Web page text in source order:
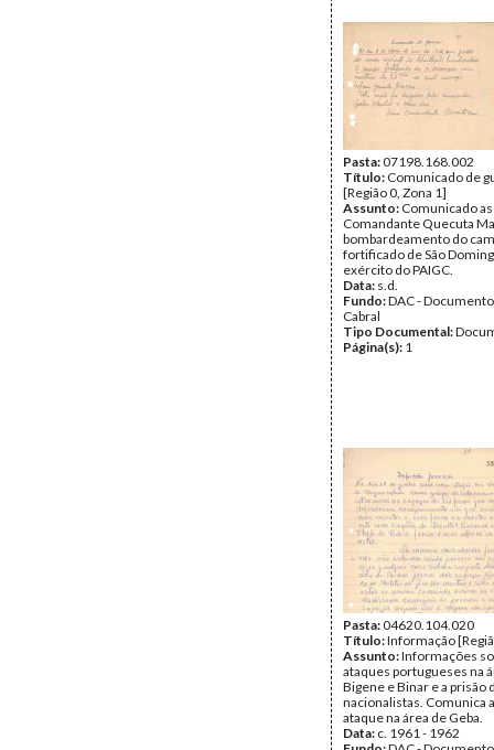
Pasta:07198.168.002
Título: Comunicado de
[Região 0, Zona 1]
Assunto: Comunicado
Comandante Quecuta
bombardeamento do
fortificado de São
exército do PAIGC.
Data: s.d.
Fundo:DAC -
Cabral
Tipo Documental:
Página(s): 1
Pasta:04620.104.020
Título:Informação
Assunto:Informações
ataques portugueses na
Bigene e Binar e a prisão
nacionalistas. Comunica
ataque na área de Geba.
Data: c. 1961 - 1962